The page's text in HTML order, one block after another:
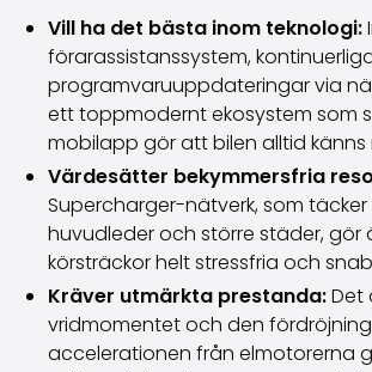
Kontakta oss
Rekrytering
Faktureringsinformation
För media
Erfarenheter med Saka
Reklamationer
Vill ha det bästa inom teknologi:
förarassistanssystem,
programvaruuppdateringar via
ett toppmodernt ekosystem som
mobilapp gör att bilen alltid känns
Värdesätter bekymmersfria
Supercharger-nätverk, som täcker
huvudleder och större städer, gör
körsträckor helt stressfria och
Kräver utmärkta prestanda:Det
vridmomentet och den
accelerationen från elmotorerna